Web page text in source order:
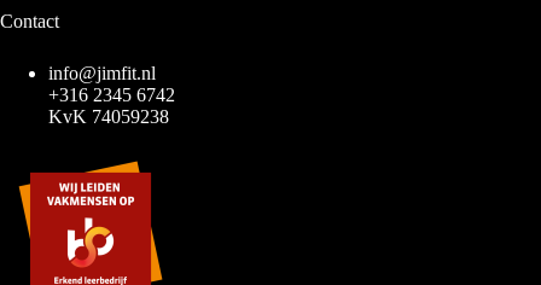
Contact
info@jimfit.nl
+316 2345 6742
KvK 74059238